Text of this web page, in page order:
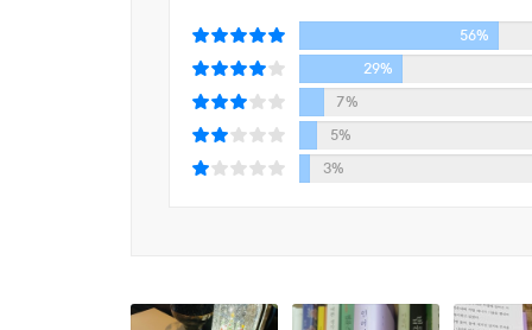
별점별로 리뷰를 확인해 보세
7%
5%